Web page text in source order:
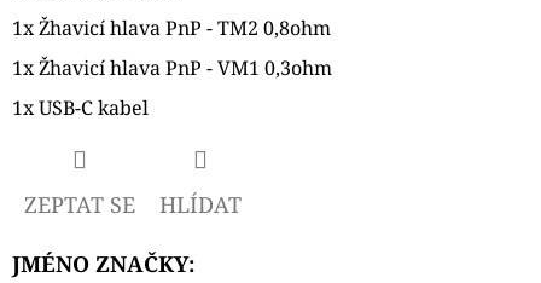
1x Žhavicí hlava PnP - TM2 0,8ohm
1x Žhavicí hlava PnP - VM1 0,3ohm
1x USB-C kabel
ZEPTAT SE HLÍDAT
JMÉNO ZNAČKY: